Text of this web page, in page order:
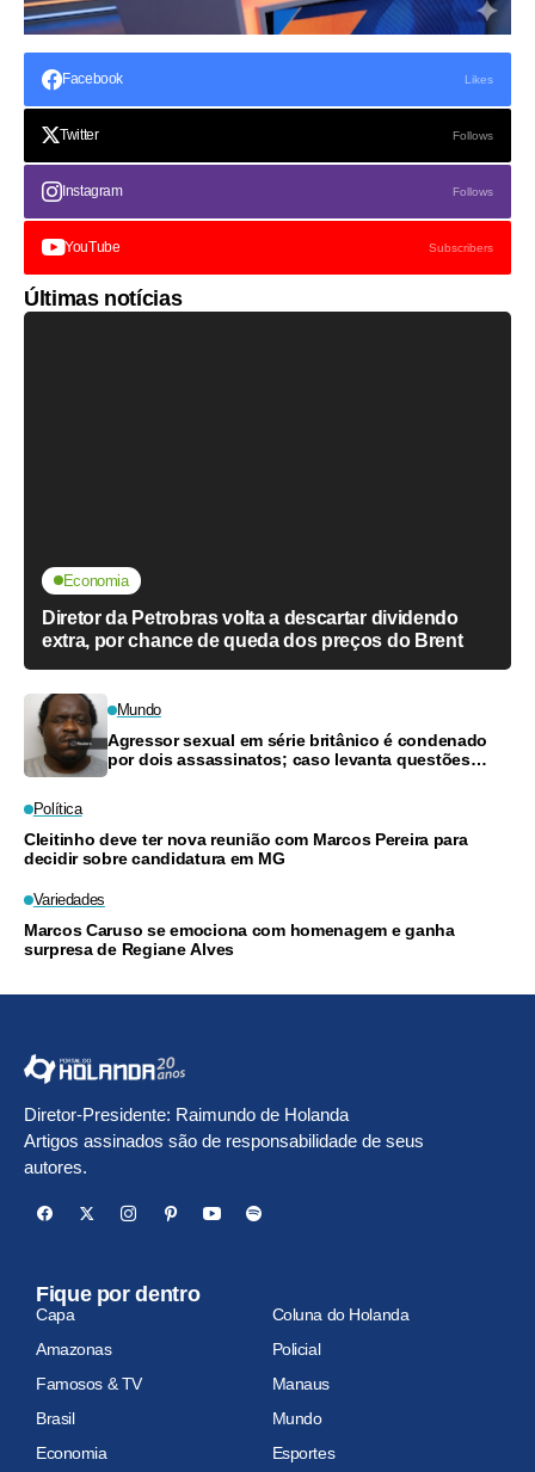
Facebook Likes
Twitter Follows
Instagram Follows
YouTube Subscribers
Últimas notícias
Economia
Diretor da Petrobras volta a descartar dividendo
extra, por chance de queda dos preços do Brent
Mundo
Agressor sexual em série britânico é condenado
por dois assassinatos; caso levanta questões
Política
Cleitinho deve ter nova reunião com Marcos Pereira para
decidir sobre candidatura em MG
Variedades
Marcos Caruso se emociona com homenagem e ganha
surpresa de Regiane Alves
Diretor-Presidente: Raimundo de Holanda
Artigos assinados são de responsabilidade de seus
autores.
Fique por dentro
Capa
Coluna do Holanda
Amazonas
Policial
Famosos & TV
Manaus
Brasil
Mundo
Economia
Esportes